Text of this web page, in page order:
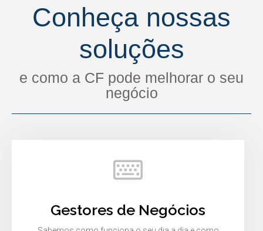
Conheça nossas
soluções
e como a CF pode melhorar o seu
negócio
Gestores de Negócios